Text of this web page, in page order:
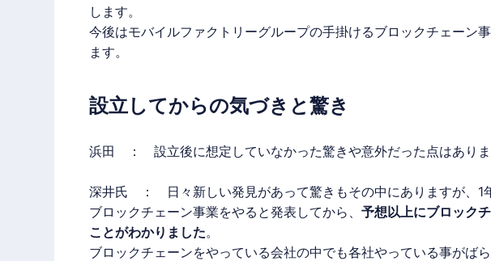
します。
今後はモバイルファクトリーグループの手掛けるブロックチェーン
ます。
設立してからの気づきと驚き
浜田 ： 設立後に想定していなかった驚きや意外だった点はありま
深井氏 ： 日々新しい発見があって驚きもその中にありますが、1
ブロックチェーン事業をやると発表してから、 予想以上にブロック
ことがわかりました。
ブロックチェーンをやっている会社の中でも各社やっている事がば